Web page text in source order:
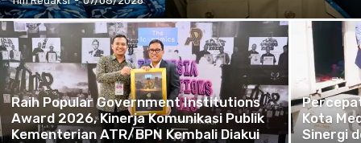
Raih Popular Government Institutions
Award 2026, Kinerja Komunikasi Publik
Kementerian ATR/BPN Kembali Diakui
Kota
Sinergi